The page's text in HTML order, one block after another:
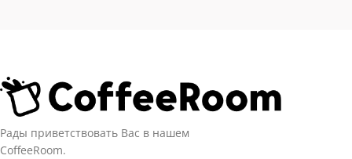
Рады приветствовать Вас в нашем
CoffeeRoom.